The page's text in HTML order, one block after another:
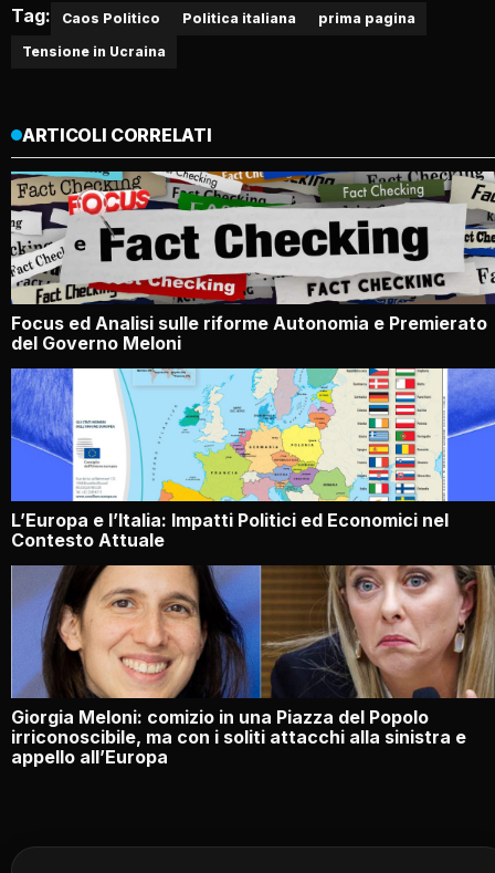
Tag: Caos Politico Politica italiana
prima pagina
Tensione in Ucraina
ARTICOLI CORRELATI
Focus ed Analisi sulle riforme Autonomia e Premierato
del Governo Meloni
L’Europa e l’Italia: Impatti Politici ed Economici nel
Contesto Attuale
Giorgia Meloni: comizio in una Piazza del Popolo
irriconoscibile, ma con i soliti attacchi alla sinistra e
appello all’Europa